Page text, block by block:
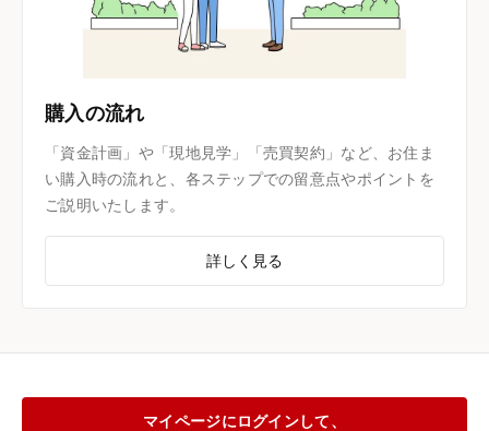
購入の流れ
「資金計画」や「現地見学」「売買契約」など、お住ま
い購入時の流れと、各ステップでの留意点やポイントを
ご説明いたします。
詳しく見る
マイページにログインして、